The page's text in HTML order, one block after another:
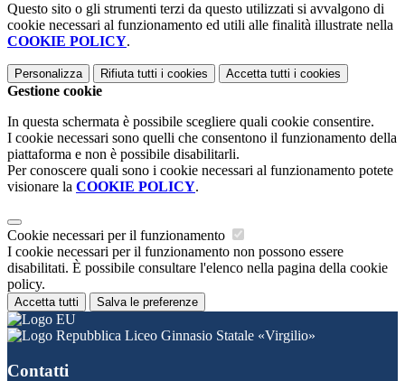
Questo sito o gli strumenti terzi da questo utilizzati si avvalgono di
cookie necessari al funzionamento ed utili alle finalità illustrate nella
COOKIE POLICY.
Personalizza Rifiuta tutti i cookies Accetta tutti i cookies
Gestione cookie
In questa schermata è possibile scegliere quali cookie consentire.
I cookie necessari sono quelli che consentono il funzionamento della
piattaforma e non è possibile disabilitarli.
Per conoscere quali sono i cookie necessari al funzionamento potete
visionare la COOKIE POLICY.
Cookie necessari per il funzionamento
I cookie necessari per il funzionamento non possono essere
disabilitati. È possibile consultare l'elenco nella pagina della cookie
policy.
Accetta tutti Salva le preferenze
Liceo Ginnasio Statale «Virgilio»
Contatti